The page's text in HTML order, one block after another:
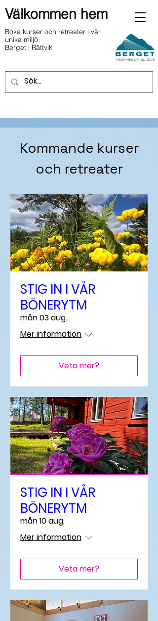
Välkommen hem
Boka kurser och retreater i vår
unika miljö:
Berget i Rättvik
Kommande kurser
och retreater
STIG IN I VÅR
BÖNERYTM
mån 03 aug.
Mer information
Veta mer?
STIG IN I VÅR
BÖNERYTM
mån 10 aug.
Mer information
Veta mer?